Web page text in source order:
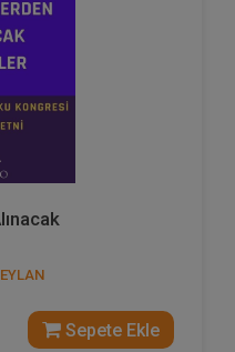
Sepete Ekle